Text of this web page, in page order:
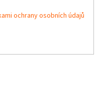
ochrany osobních údajů